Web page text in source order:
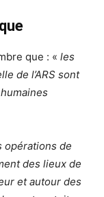
que : « les
de l’ARS sont
opérations de
des lieux de
et autour des